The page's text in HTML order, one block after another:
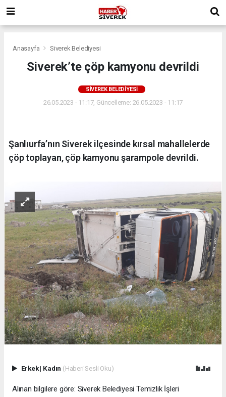
Anasayfa Siverek Belediyesi
Siverek’te çöp kamyonu devrildi
SIVEREK BELEDIYESI
26.05.2023 - 11:17, Güncelleme: 26.05.2023 - 11:17
Şanlıurfa’nın Siverek ilçesinde kırsal mahallelerde
çöp toplayan, çöp kamyonu şarampole devrildi.
Erkek| Kadın (Haberi Sesli Oku)
Alınan bilgilere göre: Siverek Belediyesi Temizlik İşleri